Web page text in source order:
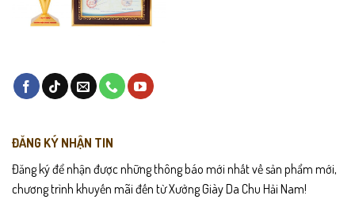
ĐĂNG KÝ NHẬN TIN
Đăng ký để nhận được những thông báo mới nhất về sản phẩm mới,
chương trình khuyến mãi đến từ Xưởng Giày Da Chu Hải Nam!